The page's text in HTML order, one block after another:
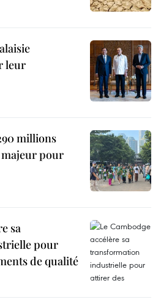
leur
millions
majeur pour
sa
pour
de qualité